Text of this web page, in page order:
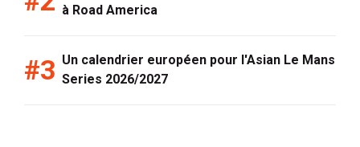
à Road America
Un calendrier européen pour l'Asian Le Mans
Series 2026/2027